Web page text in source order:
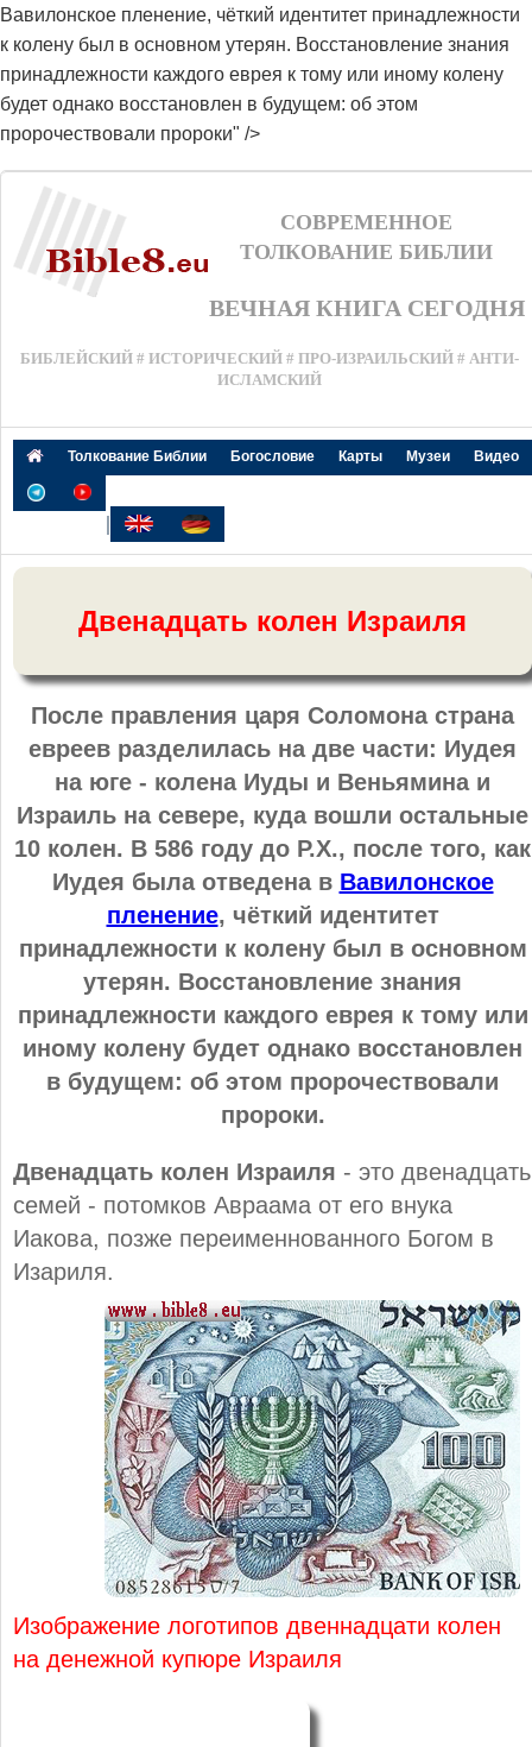
Вавилонское пленение, чёткий идентитет принадлежности
к колену был в основном утерян. Восстановление знания
принадлежности каждого еврея к тому или иному колену
будет однако восстановлен в будущем: об этом
пророчествовали пророки" />
СОВРЕМЕННОЕ
ТОЛКОВАНИЕ БИБЛИИ
ВЕЧНАЯ КНИГА СЕГОДНЯ
БИБЛЕЙСКИЙ # ИСТОРИЧЕСКИЙ # ПРО-ИЗРАИЛЬСКИЙ # АНТИ-
ИСЛАМСКИЙ
Толкование Библии Богословие Карты Музеи Видео
|
Двенадцать колен Израиля
После правления царя Соломона страна
евреев разделилась на две части: Иудея
на юге - колена Иуды и Веньямина и
Израиль на севере, куда вошли остальные
10 колен. В 586 году до Р.Х., после того, как
Иудея была отведена в Вавилонское
пленение, чёткий идентитет
принадлежности к колену был в основном
утерян. Восстановление знания
принадлежности каждого еврея к тому или
иному колену будет однако восстановлен
в будущем: об этом пророчествовали
пророки.
Двенадцать колен Израиля - это двенадцать
семей - потомков Авраама от его внука
Иакова, позже переименнованного Богом в
Изариля.
Изображение логотипов двеннадцати колен
на денежной купюре Израиля